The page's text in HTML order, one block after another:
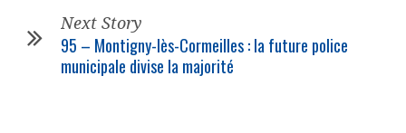
Next Story
95 – Montigny-lès-Cormeilles : la future police
municipale divise la majorité